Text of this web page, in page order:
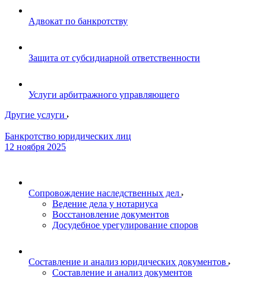
Адвокат по банкротству
Защита от субсидиарной ответственности
Услуги арбитражного управляющего
Другие услуги
Банкротство юридических лиц
12 ноября 2025
Сопровождение наследственных дел
Ведение дела у нотариуса
Восстановление документов
Досудебное урегулирование споров
Составление и анализ юридических документов
Составление и анализ документов